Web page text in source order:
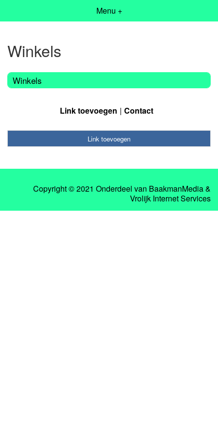
Menu +
Winkels
Winkels
Link toevoegen Contact
Link toevoegen
Copyright © 2021 Onderdeel van BaakmanMedia&
Vrolijk Internet Services